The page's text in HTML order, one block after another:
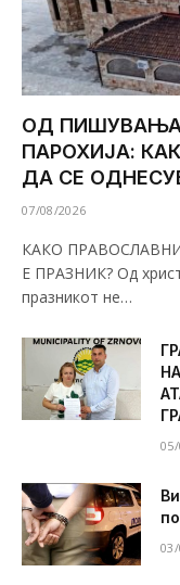
ОД
ПАРОХИЈА:
ДА СЕ
07/08/2026
КАКО
Е ПРАЗНИК? Од
празникот не…